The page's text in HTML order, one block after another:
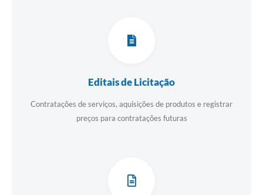
Editais de Licitação
Contratações de serviços, aquisições de produtos e registrar
preços para contratações futuras